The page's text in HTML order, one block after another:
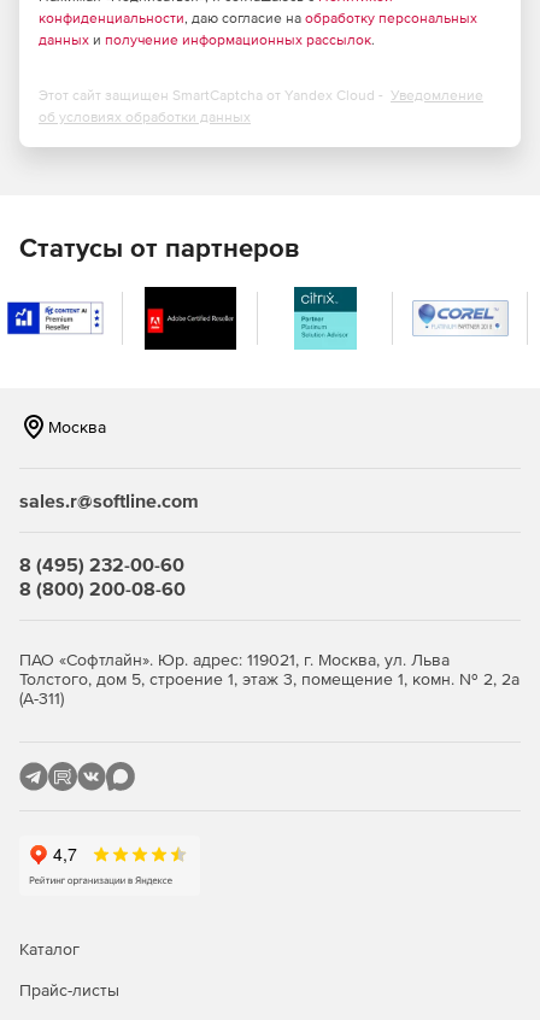
распределять задачи между различными
подразделениями и сотрудниками, обеспечивая
Анализ данных и оптимизация процесса:
корпоративными учетными системами (например,
1C:ERP) обеспечивает автоматическое обновление
информации о материальных затратах, нормах
времени и иных важных показателях.
отслеживание истории модификаций,
позволяющих оценить эффективность работы
каждого подразделения и своевременно реагировать
Приобретайте Appius: PLM-компонент для повышения
конкурентоспособности предприятий за счет
товаров.
конфиденциальности, даю согласие на обработку персональных
данных и получение информационных рассылок.
Этот сайт защищен SmartCaptcha от Yandex Cloud - Уведомление
об условиях обработки данных
Статусы от партнеров
Москва
sales.r@softline.com
8 (495) 232-00-60
8 (800) 200-08-60
ПАО «Софтлайн». Юр. адрес: 119021, г. Москва, ул. Льва
Толстого, дом 5, строение 1, этаж 3, помещение 1, комн. № 2, 2а
(А-311)
Каталог
Прайс-листы